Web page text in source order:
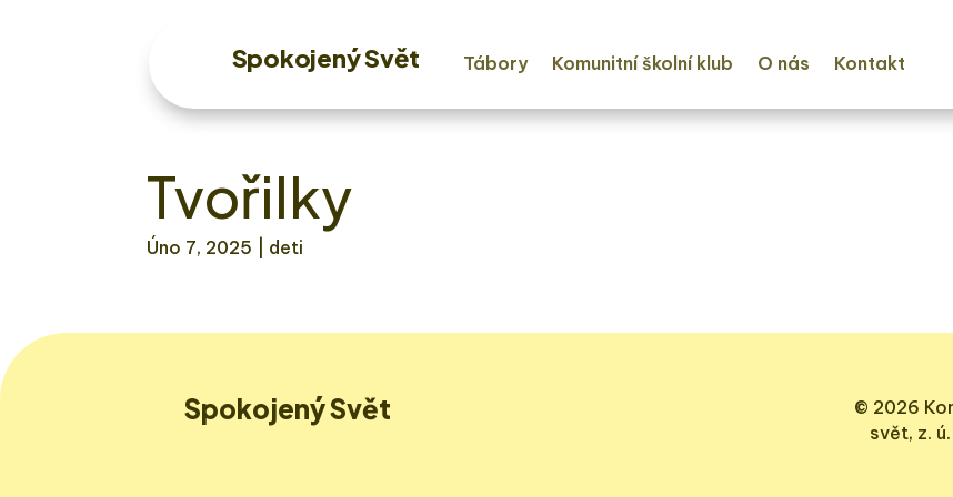
Spokojený Svět Tábory Komunitní školní klub O nás Kontakt
Tvořilky
Úno 7, 2025 | deti
Spokojený Svět
© 2026
svět, z.